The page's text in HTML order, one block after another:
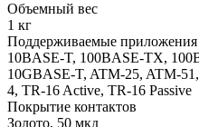
Объемный вес
1 кг
Поддерживаемые приложения
10BASE-T, 100BASE-TX,
10GBASE-T, ATM-25, ATM-
4, TR-16 Active, TR-16 Passive
Покрытие контактов
Золото, 50 мкд